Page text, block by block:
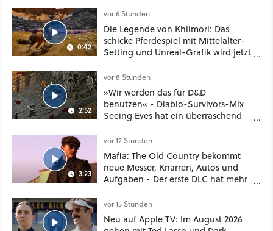
0:42
vor 6 Stunden
Die Legende von Khiimori: Das
schicke Pferdespiel mit Mittelalter-
Setting und Unreal-Grafik wird jetzt
2:52
vor 8 Stunden
»Wir werden das für D&D
benutzen« - Diablo-Survivors-Mix
Seeing Eyes hat ein überraschend
3:23
vor 12 Stunden
Mafia: The Old Country bekommt
neue Messer, Knarren, Autos und
Aufgaben - Der erste DLC hat mehr
vor 15 Stunden
Neu auf Apple TV: Im August 2026